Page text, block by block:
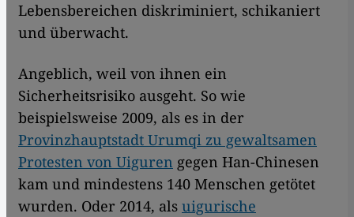
Lebensbereichen diskriminiert, schikaniert
und überwacht.
Angeblich, weil von ihnen ein
Sicherheitsrisiko ausgeht. So wie
beispielsweise 2009, als es in der
Provinzhauptstadt Urumqi zu gewaltsamen
Protesten von Uiguren gegen Han-Chinesen
kam und mindestens 140 Menschen getötet
wurden. Oder 2014, als uigurische